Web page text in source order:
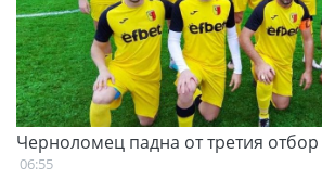
Черноломец падна от третия
06:55